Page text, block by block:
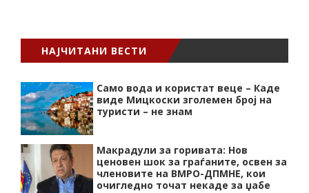
НАЈЧИТАНИ ВЕСТИ
Само вода и користат веце – Каде
виде Мицкоски зголемен број на
туристи – не знам
Макрадули за горивата: Нов
ценовен шок за граѓаните, освен за
членовите на ВМРО-ДПМНЕ, кои
очигледно точат некаде за џабе